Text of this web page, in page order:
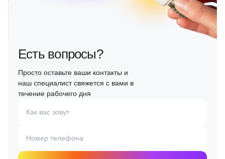
Есть вопросы?
Просто оставьте ваши контакты и
наш специалист свяжется с вами в
течение рабочего дня
Как вас зовут
Номер телефона